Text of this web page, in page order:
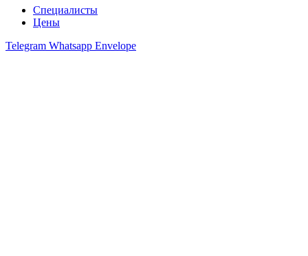
Специалисты
Цены
Telegram Whatsapp Envelope